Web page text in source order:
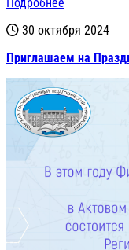
30 октября 2024
Приглашаем на